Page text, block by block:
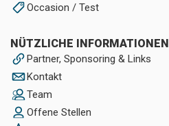
Occasion / Test
NÜTZLICHE INFORMATIONEN
Partner, Sponsoring & Links
Kontakt
Team
Offene Stellen